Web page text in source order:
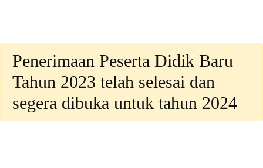
Penerimaan Peserta Didik Baru
Tahun 2023 telah selesai dan
segera dibuka untuk tahun 2024